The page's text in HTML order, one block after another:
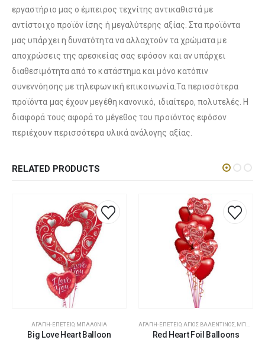
Λούτρινο Μπεζ 45εκ(€37.00)
Λούτρινο Λευκό 45εκ(€37.00)
Λούτρινο Κόκκινο 45εκ
Λούτρινο Καφέ ή Λευκό 60-70εκ
Λούτρινο Γίγας 100-140εκ
Λούτρινο Γαλάζιο 45εκ (€37.00)
Λούτρινο Μπεζ 45εκ(€37.00)
Λούτρινο Λευκό 45εκ
εργαστήριο μας ο έμπειρος τεχνίτης αντικαθιστά με
αντίστοιχο προϊόν ίσης ή μεγαλύτερης αξίας. Στα προϊόντα
μας υπάρχει η δυνατότητα να αλλαχτούν τα χρώματα με
αποχρώσεις της αρεσκείας σας εφόσον και αν υπάρχει
διαθεσιμότητα από το κατάστημα και μόνο κατόπιν
συνεννόησης με τηλεφωνική επικοινωνία.Τα περισσότερα
προϊόντα μας έχουν μεγέθη κανονικό, ιδιαίτερο, πολυτελές. Η
διαφορά τους αφορά το μέγεθος του προϊόντος εφόσον
περιέχουν περισσότερα υλικά ανάλογης αξίας.
RELATED PRODUCTS
ΠΡΟΣΦΟΡΈΣ
ΑΓΆΠΗ-ΕΠΈΤΕΙΟ, ΜΠΑΛΌΝΙΑ
Big Love Heart Balloon
ΑΓΆΠΗ-ΕΠΈΤΕΙΟ,ΆΓΙΟΣ ΒΑΛΕΝΤΊΝΟΣ, ΜΠΑΛΌΝΙΑ
Red Heart Foil Balloons